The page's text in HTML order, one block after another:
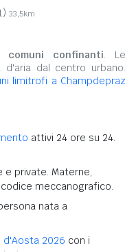
33,5km
comuni confinanti. Le
dal centro urbano.
limitrofi a Champdepraz
attivi 24 ore su 24.
e private. Materne,
meccanografico.
nata a
d'Aosta 2026 con i